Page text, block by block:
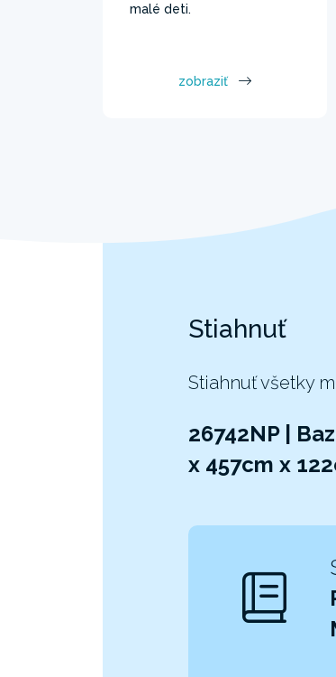
malé deti.
zobraziť
Stiahnuť
Stiahnuť všetky
26742NP |
x 457cm x